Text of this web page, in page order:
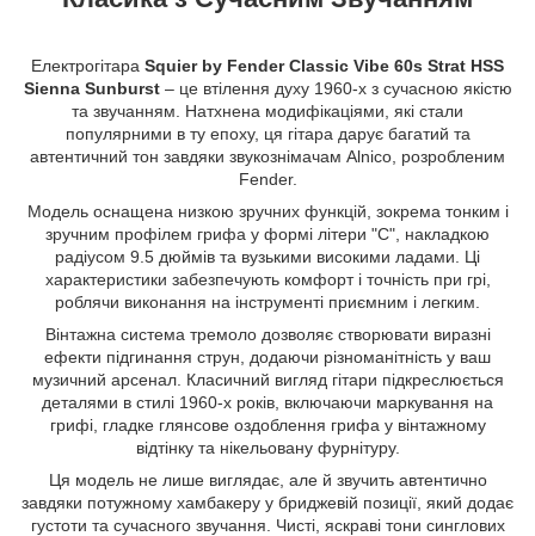
Електрогітара Squier by Fender Classic Vibe 60s Strat HSS
Sienna Sunburst– це втілення духу 1960-х з сучасною якістю
та звучанням. Натхнена модифікаціями, які стали
популярними в ту епоху, ця гітара дарує багатий та
автентичний тон завдяки звукознімачам Alnico, розробленим
Fender.
Модель оснащена низкою зручних функцій, зокрема тонким і
зручним профілем грифа у формі літери "C", накладкою
радіусом 9.5 дюймів та вузькими високими ладами. Ці
характеристики забезпечують комфорт і точність при грі,
роблячи виконання на інструменті приємним і легким.
Вінтажна система тремоло дозволяє створювати виразні
ефекти підгинання струн, додаючи різноманітність у ваш
музичний арсенал. Класичний вигляд гітари підкреслюється
деталями в стилі 1960-х років, включаючи маркування на
грифі, гладке глянсове оздоблення грифа у вінтажному
відтінку та нікельовану фурнітуру.
Ця модель не лише виглядає, але й звучить автентично
завдяки потужному хамбакеру у бриджевій позиції, який додає
густоти та сучасного звучання. Чисті, яскраві тони синглових